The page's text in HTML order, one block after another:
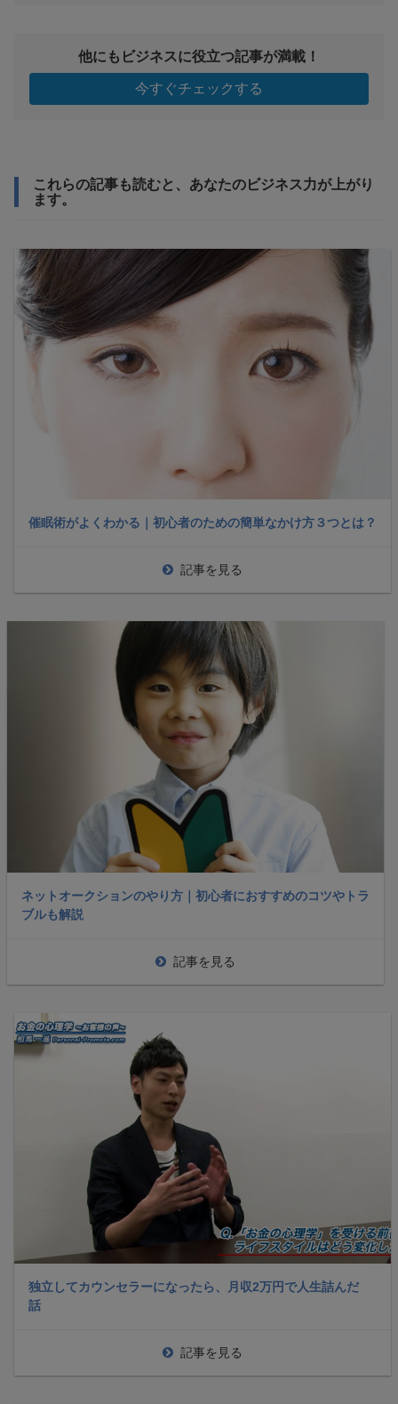
他にもビジネスに役立つ記事が満載！
今すぐチェックする
これらの記事も読むと、あなたのビジネス力が上がり
ます。
催眠術がよくわかる｜初心者のための簡単なかけ方３つとは？
記事を見る
ネットオークションのやり方｜初心者におすすめのコツやトラ
ブルも解説
記事を見る
独立してカウンセラーになったら、月収2万円で人生詰んだ
話
記事を見る